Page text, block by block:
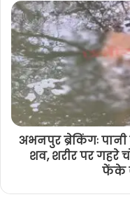
अभनपुर ब्रेकिंगः
शव, शरीर पर गहरे
फेंके